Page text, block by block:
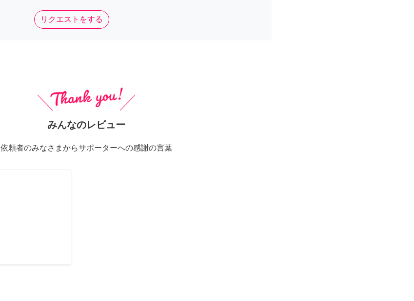
リクエストをする
みんなのレビュー
依頼者のみなさまからサポーターへの感謝の言葉